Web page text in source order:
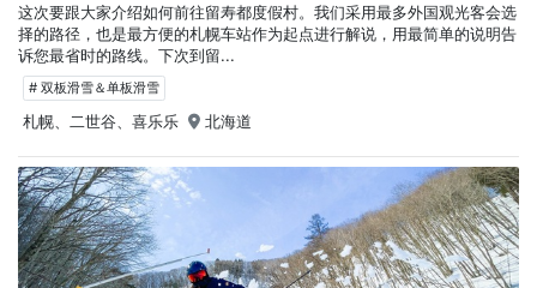
这次要跟大家介绍如何前往留寿都度假村。我们采用最多外国观光客会选
择的路径，也是最方便的札幌车站作为起点进行解说，用最简单的说明告
诉您最省时的路线。下次到留...
# 双板滑雪＆单板滑雪
札幌、二世谷、喜乐乐 北海道